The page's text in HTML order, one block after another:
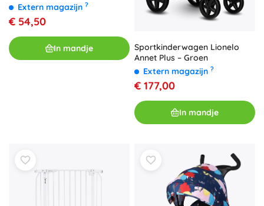
Extern magazijn ?
€ 54,50
In mandje
Sportkinderwagen Lionelo
Annet Plus – Groen
Extern magazijn ?
€ 177,00
In mandje